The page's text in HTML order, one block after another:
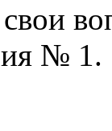
№ 1.